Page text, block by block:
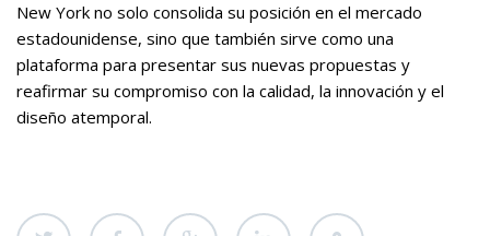
New York no solo consolida su posición en el mercado
estadounidense, sino que también sirve como una
plataforma para presentar sus nuevas propuestas y
reafirmar su compromiso con la calidad, la innovación y el
diseño atemporal.